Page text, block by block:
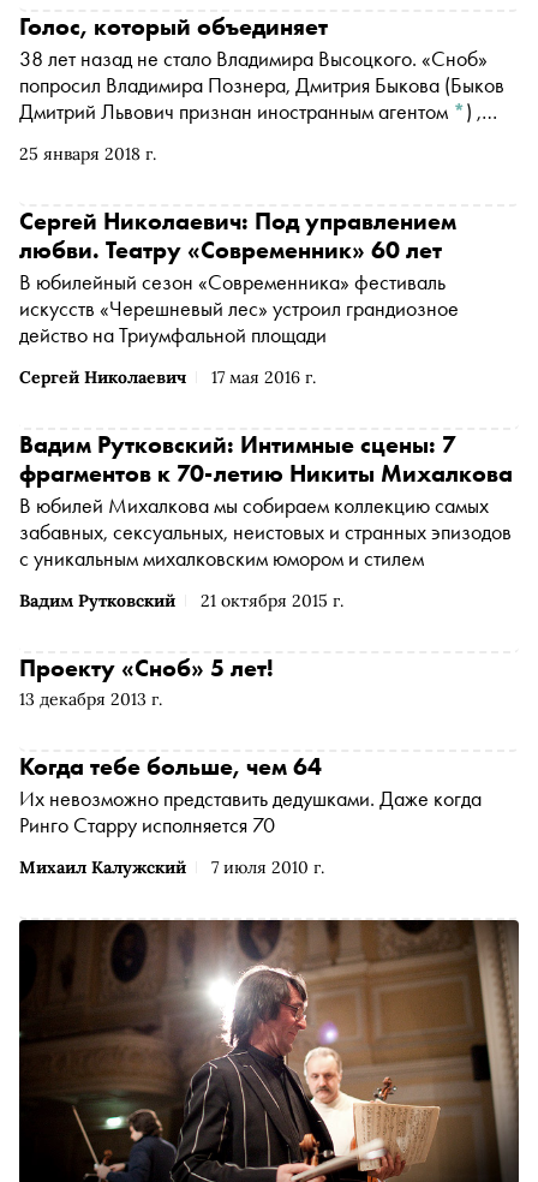
25 января 2018 г.
Голос, который объединяет
38 лет назад не стало Владимира Высоцкого. «Сноб»
попросил Владимира Познера, Дмитрия Быкова (Быков
Дмитрий Львович признан иностранным агентом *) ,
Григорьевич признан иностранным агентом
Сергей Николаевич 17 мая 2016 г.
Сергей Николаевич: Под управлением
любви. Театру «Современник» 60 лет
В юбилейный сезон «Современника» фестиваль
искусств «Черешневый лес» устроил грандиозное
действо на Триумфальной площади
Вадим Рутковский 21 октября 2015 г.
Вадим Рутковский: Интимные сцены: 7
фрагментов к 70-летию Никиты Михалкова
В юбилей Михалкова мы собираем коллекцию самых
забавных, сексуальных, неистовых и странных эпизодов
с уникальным михалковским юмором и стилем
13 декабря 2013 г.
Проекту «Сноб» 5 лет!
Михаил Калужский 7 июля 2010 г.
Когда тебе больше, чем 64
Их невозможно представить дедушками. Даже когда
Ринго Старру исполняется 70